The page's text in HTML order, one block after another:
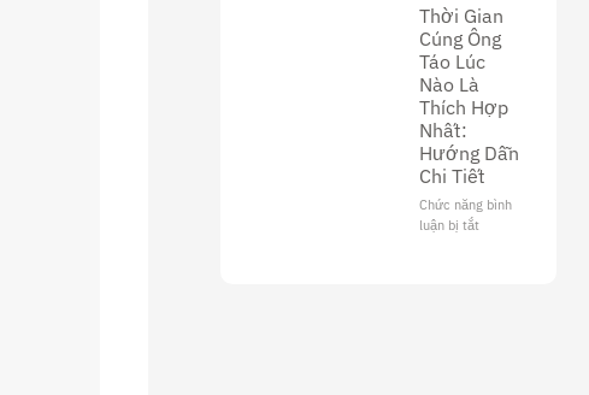
Trong
Tôn
Giáo
Gian
Ông
Công
22
Lịch
Sử
Cách
Thời Gian
Cúng Ông
Táo Lúc
Nào Là
Thích Hợp
Nhất:
Hướng Dẫn
Chi Tiết
Chức năng bình
luận bị tắt